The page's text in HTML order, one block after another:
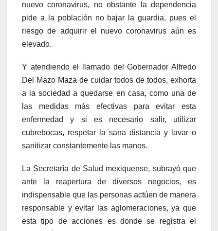
nuevo coronavirus, no obstante la dependencia
pide a la población no bajar la guardia, pues el
riesgo de adquirir el nuevo coronavirus aún es
elevado.
Y atendiendo el llamado del Gobernador Alfredo
Del Mazo Maza de cuidar todos de todos, exhorta
a la sociedad a quedarse en casa, como una de
las medidas más efectivas para evitar esta
enfermedad y si es necesario salir, utilizar
cubrebocas, respetar la sana distancia y lavar o
sanitizar constantemente las manos.
La Secretaría de Salud mexiquense, subrayó que
ante la reapertura de diversos negocios, es
indispensable que las personas actúen de manera
responsable y evitar las aglomeraciones, ya que
esta tipo de acciones es donde se registra el